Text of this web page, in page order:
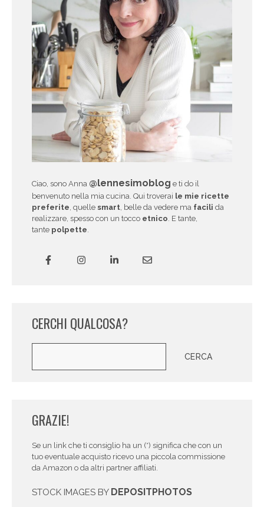
Ciao, sono Anna @lennesimoblog e ti do il
benvenuto nella mia cucina. Qui troverai le mie ricette
preferite , quelle smart , belle da vedere ma facili da
realizzare, spesso con un tocco etnico . E tante,
tante polpette
CERCHI QUALCOSA?
CERCA
GRAZIE!
Se un link che ti consiglio ha un (*) significa che con un
tuo eventuale acquisto ricevo una piccola commissione
da Amazon o da altri partner affiliati.
STOCK IMAGES BY DEPOSITPHOTOS